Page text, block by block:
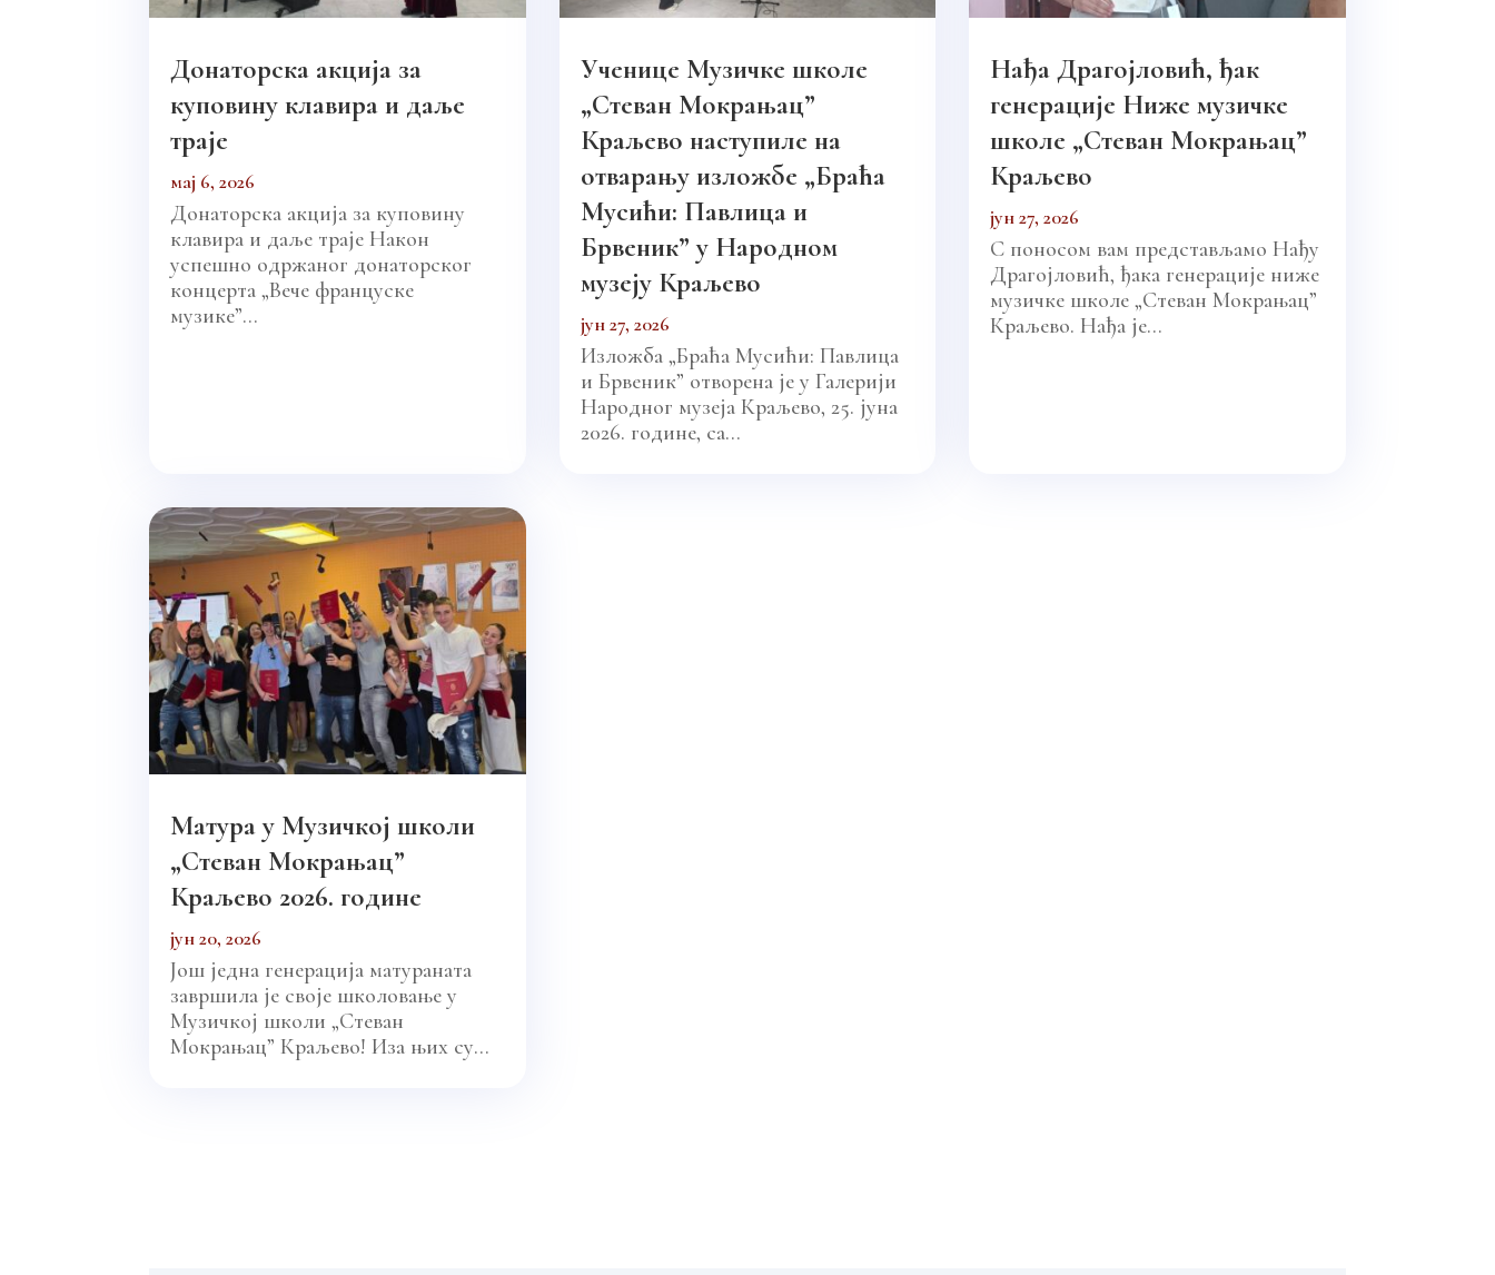
Донаторска акција за
куповину клавира и даље
траје
мај 6, 2026
Донаторска акција за куповину
клавира и даље траје Након
успешно одржаног донаторског
концерта „Вече француске
музике”...
Ученице Музичке школе
„Стеван Мокрањац”
Краљево наступиле на
отварању изложбе „Браћа
Мусићи: Павлица и
Брвеник” у Народном
музеју Краљево
јун 27, 2026
Изложба „Браћа Мусићи: Павлица
и Брвеник” отворена је у Галерији
Народног музеја Краљево, 25. јуна
2026. године, са...
Нађа Драгојловић, ђак
генерације Ниже музичке
школе „Стеван Мокрањац”
Краљево
јун 27, 2026
С поносом вам представљамо Нађу
Драгојловић, ђака генерације ниже
музичке школе „Стеван Мокрањац”
Краљево. Нађа је...
Матура у Музичкој школи
„Стеван Мокрањац”
Краљево 2026. године
јун 20, 2026
Још једна генерација матураната
завршила је своје школовање у
Музичкој школи „Стеван
Мокрањац” Краљево! Иза њих су...